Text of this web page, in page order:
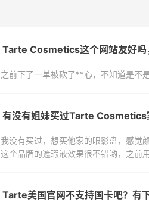
Tarte Cosmetics这个网站友好吗
之前下了一单被砍了**心，不知道是不
有没有姐妹买过Tarte Cosmetics
我没有买过，想买他家的眼影盘，感觉
这个品牌的遮瑕液效果很不错哟，之前
Tarte美国官网不支持国卡吧？有
最高2%返利
6074人成功下单
30%返利
Eileen Fisher
5142人获得返利